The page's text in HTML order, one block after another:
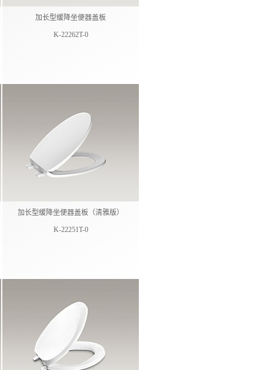
加长型缓降坐便器盖板
K-22262T-0
加长型缓降坐便器盖板（清雅版）
K-22251T-0